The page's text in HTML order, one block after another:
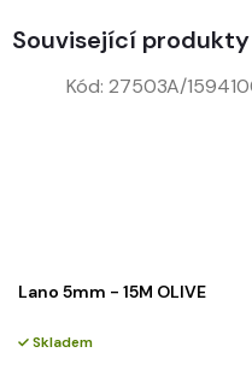
Související produkty
Lano 5mm - 15M OLIVE
Skladem
Kód: 27503A/